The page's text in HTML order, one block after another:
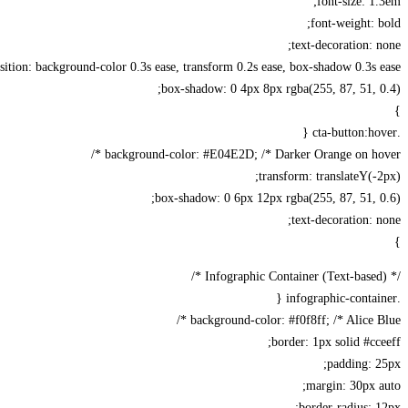
font-weight: bold;
text-decoration: none;
background-color 0.3s ease, transform 0.2s ease, box-shadow 0.3s ease;
box-shadow: 0 4px 8px rgba(255, 87, 51, 0.4);
}
.cta-button:hover {
background-color: #E04E2D; /* Darker Orange on hover */
transform: translateY(-2px);
box-shadow: 0 6px 12px rgba(255, 87, 51, 0.6);
text-decoration: none;
}
/* Infographic Container (Text-based) */
.infographic-container {
background-color: #f0f8ff; /* Alice Blue */
border: 1px solid #cceeff;
padding: 25px;
margin: 30px auto;